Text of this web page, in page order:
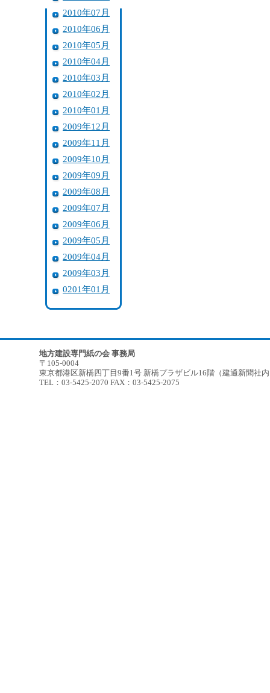
2010年07月
2010年06月
2010年05月
2010年04月
2010年03月
2010年02月
2010年01月
2009年12月
2009年11月
2009年10月
2009年09月
2009年08月
2009年07月
2009年06月
2009年05月
2009年04月
2009年03月
0201年01月
地方建設専門紙の会 事務局
〒105-0004
東京都港区新橋四丁目9番1号 新橋プラザビル16階（建通新聞社
TEL：03-5425-2070 FAX：03-5425-2075